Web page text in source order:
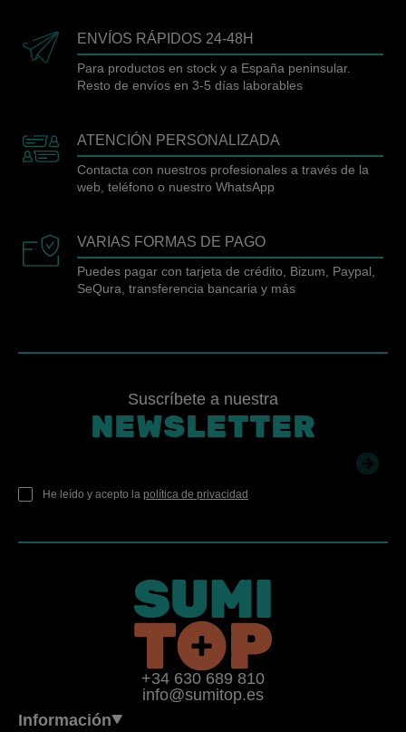
ENVÍOS RÁPIDOS 24-48H
Para productos en stock y a España peninsular.
Resto de envíos en 3-5 días laborables
ATENCIÓN PERSONALIZADA
Contacta con nuestros profesionales a través de la
web, teléfono o nuestro WhatsApp
VARIAS FORMAS DE PAGO
Puedes pagar con tarjeta de crédito, Bizum, Paypal,
SeQura, transferencia bancaria y más
Suscríbete a nuestra
NEWSLETTER
He leído y acepto la política de privacidad
+34 630 689 810
info@sumitop.es
Información